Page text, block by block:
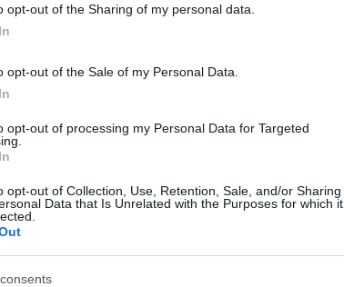
opt-out of the Sharing of my personal data.
opt-out of the Sale of my Personal Data.
opt-out of processing my Personal Data for Targeted
opt-out of Collection, Use, Retention, Sale, and/or Sharing
Data that Is Unrelated with the Purposes for which it